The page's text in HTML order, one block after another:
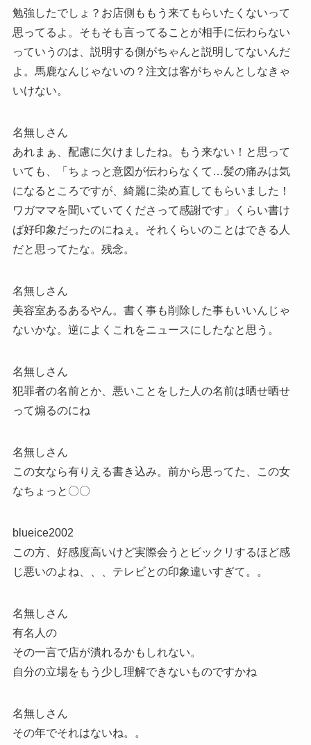
勉強したでしょ？お店側ももう来てもらいたくないって
思ってるよ。そもそも言ってることが相手に伝わらない
っていうのは、説明する側がちゃんと説明してないんだ
よ。馬鹿なんじゃないの？注文は客がちゃんとしなきゃ
いけない。
名無しさん
あれまぁ、配慮に欠けましたね。もう来ない！と思って
いても、「ちょっと意図が伝わらなくて…髪の痛みは気
になるところですが、綺麗に染め直してもらいました！
ワガママを聞いていてくださって感謝です」くらい書け
ば好印象だったのにねぇ。それくらいのことはできる人
だと思ってたな。残念。
名無しさん
美容室あるあるやん。書く事も削除した事もいいんじゃ
ないかな。逆によくこれをニュースにしたなと思う。
名無しさん
犯罪者の名前とか、悪いことをした人の名前は晒せ晒せ
って煽るのにね
名無しさん
この女なら有りえる書き込み。前から思ってた、この女
なちょっと〇〇
blueice2002
この方、好感度高いけど実際会うとビックリするほど感
じ悪いのよね、、、テレビとの印象違いすぎて。。
名無しさん
有名人の
その一言で店が潰れるかもしれない。
自分の立場をもう少し理解できないものですかね
名無しさん
その年でそれはないね。。